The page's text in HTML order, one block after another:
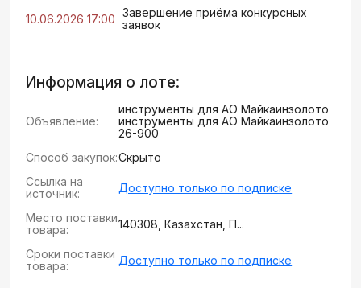
10.06.2026 17:00 Завершение приёма конкурсных
заявок
Информация о лоте:
Объявление:
инструменты для АО Майкаинзолото
инструменты для АО Майкаинзолото
26-900
Способ закупок:Скрыто
Ссылка на
источник:
Доступно только по подписке
Место поставки
товара:
140308, Казахстан, П...
Сроки поставки
товара:
Доступно только по подписке